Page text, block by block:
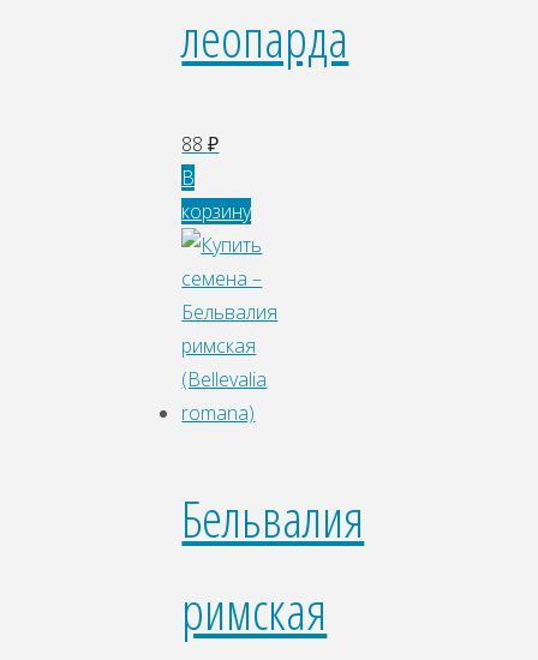
леопарда
88₽
В
корзину
Бельвалия
римская